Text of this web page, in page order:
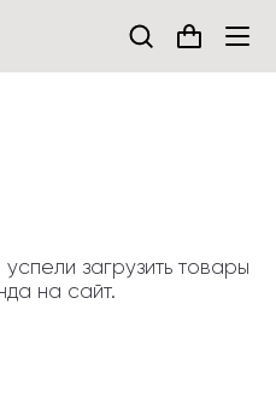
загрузить товары
на сайт.